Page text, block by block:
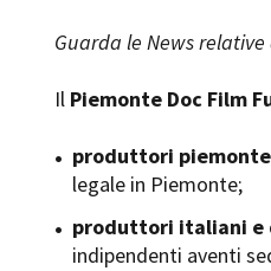
Sala Paolo Tenna
FILM FUNDS
Piemonte Film Tv Development Fund
Piemonte Doc Film Fund
Short Film Fund
Guarda le News
Il Piemonte Doc Film
produttori
legale in Piemonte;
produttori italiani e
indipendenti aventi